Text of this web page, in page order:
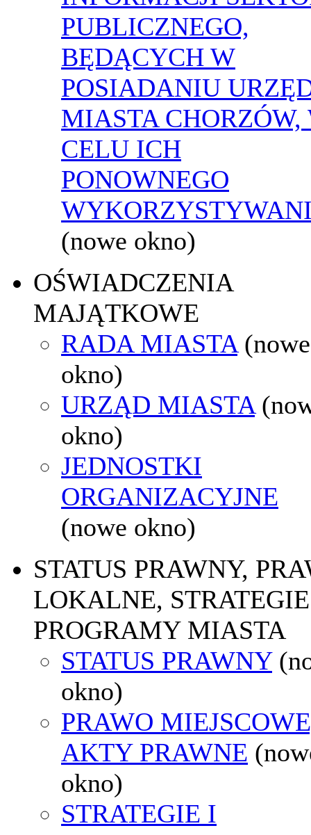
PUBLICZNEGO,
BĘDĄCYCH W
POSIADANIU
MIASTA CHORZÓW,
CELU ICH
PONOWNEGO
(nowe okno)
OŚWIADCZENIA
MAJĄTKOWE
RADA MIASTA (nowe
okno)
URZĄD MIASTA
okno)
JEDNOSTKI
ORGANIZACYJNE
(nowe okno)
STATUS PRAWNY,
LOKALNE,
PROGRAMY MIASTA
STATUS PRAWNY
okno)
PRAWO
AKTY PRAWNE
okno)
STRATEGIE I